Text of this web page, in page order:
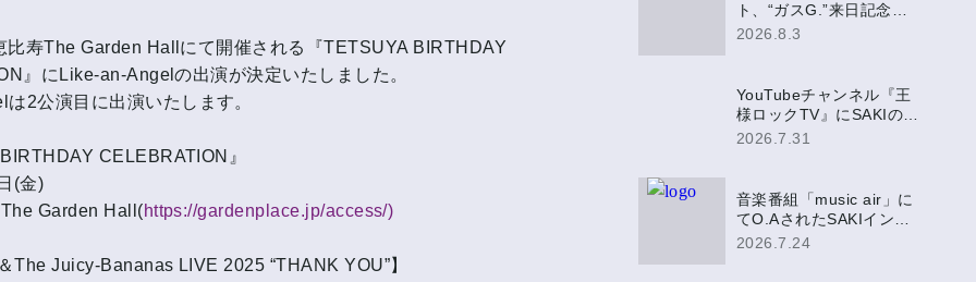
比寿The Garden Hallにて開催される『TETSUYA BIRTHDAY
』にLike-an-Angelの出演が決定いたしました。
2公演目に出演いたします。
CELEBRATION』
(金)
Garden Hall(https://gardenplace.jp/access/)
The Juicy-Bananas LIVE 2025 “THANK YOU”】
ト、“ガスG.”来日記念盤
EPにSAKIの参加が決定！
2026.8.3
YouTubeチャンネル『王
様ロックTV』にSAKIの出
演が決定！
2026.7.31
音楽番組「music air」に
てO.AされたSAKIインタ
ビュー映像がミュージッ
2026.7.24